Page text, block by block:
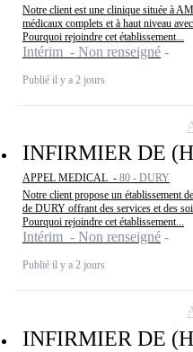
Notre client est une clinique située à
médicaux complets et à haut niveau
Pourquoi rejoindre cet établissement...
Intérim - Non renseigné
Publié il y a 2 jours
INFIRMIER DE
APPEL MEDICAL - 80 - DURY
Notre client propose un établissement
de DURY offrant des services et des
Pourquoi rejoindre cet établissement...
Intérim - Non renseigné
Publié il y a 2 jours
INFIRMIER DE